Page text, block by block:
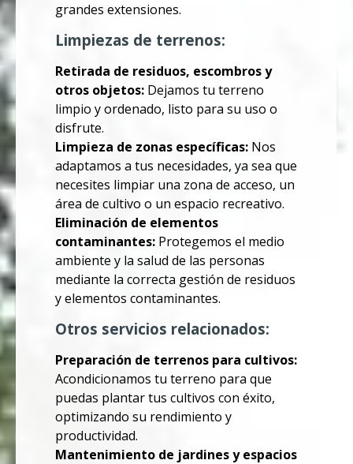
grandes extensiones.
Limpiezas de terrenos:
Retirada de residuos, escombros y
otros objetos: Dejamos tu terreno
limpio y ordenado, listo para su uso o
disfrute.
Limpieza de zonas específicas: Nos
adaptamos a tus necesidades, ya sea que
necesites limpiar una zona de acceso, un
área de cultivo o un espacio recreativo.
Eliminación de elementos
contaminantes: Protegemos el medio
ambiente y la salud de las personas
mediante la correcta gestión de residuos
y elementos contaminantes.
Otros servicios relacionados:
Preparación de terrenos para cultivos:
Acondicionamos tu terreno para que
puedas plantar tus cultivos con éxito,
optimizando su rendimiento y
productividad.
Mantenimiento de jardines y espacios